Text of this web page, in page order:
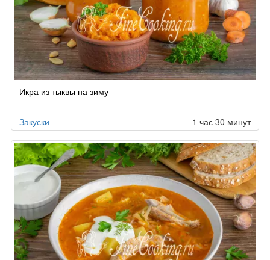
Икра из тыквы на зиму
Закуски 1 час 30 минут